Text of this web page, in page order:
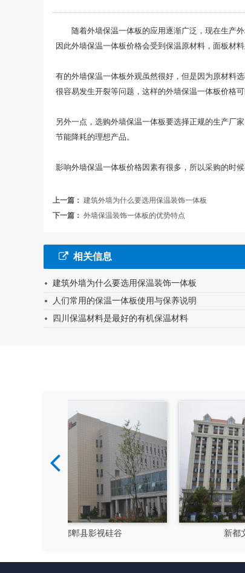
随着外墙保温一体板的应用逐渐广泛，现在生产
因此外墙保温一体板价格会受到保温原材料，面板材
有的外墙保温一体板外观虽然很好，但是因为原材料
很容易发生开裂等问题，这样的外墙保温一体板价格
另外一点，选购外墙保温一体板要选择正规的生产厂
节能降耗的理想产品。
影响外墙保温一体板价格因素有很多，所以采购的时
上一篇： 建筑外墙为什么要选用保温装饰一体板
下一篇： 外墙保温装饰一体板的优势特点
相关信息
建筑外墙为什么要选用保温装饰一体板
人们常用的保温一体板使用与保养说明
四川保温材料是最好的有机保温材料
新都文汉物流园区